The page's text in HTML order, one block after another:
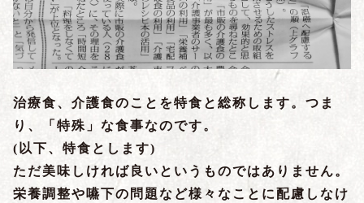
治療食、介護食のことを特食と総称します。つま
り、「特殊」な食事なのです。
(以下、特食とします)
ただ美味しければ良いというものではありません。
栄養調整や嚥下の問題など様々なことに配慮しなけ